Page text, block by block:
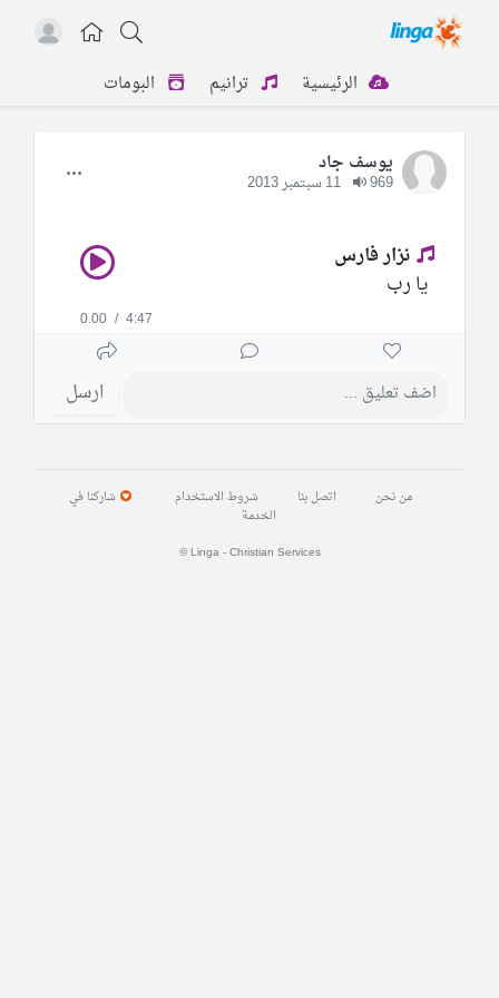
الرئيسية ترانيم البومات
يوسف جاد
969
نزار فارس
يا رب
0.00 / 4:47
ارسل
من نحن اتصل بنا شروط الاستخدام
شاركنا في
الخدمة
© Linga - Christian Services